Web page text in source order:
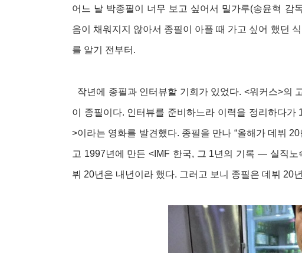
어느 날 박종필이 너무 보고 싶어서 밀가루(송윤혁 감
음이 채워지지 않아서 종필이 아플 때 가고 싶어 했던
를 알기 전부터.
작년에 종필과 인터뷰할 기회가 있었다. <워커스>의
이 종필이다. 인터뷰를 준비하느라 이력을 정리하다
>이라는 영화를 발견했다. 종필을 만나 “올해가 데뷔
고 1997년에 만든 <IMF 한국, 그 1년의 기록 ― 실직노
뷔 20년은 내년이라 했다. 그러고 보니 종필은 데뷔 20